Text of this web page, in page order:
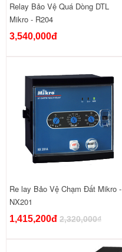
Relay Bảo Vệ Quá Dòng DTL
Mikro - R204
3,540,000đ
Re lay Bảo Vệ Chạm Đất Mikro -
NX201
1,415,200đ 2,320,000₫